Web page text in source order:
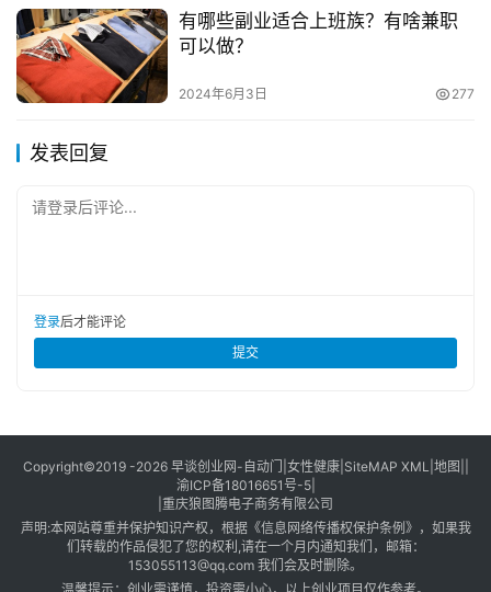
本文来自投稿，不代表早谈创业网立场，作者：小敏，如若转
载，请注明出处：
https://www.zaotuan.com.cn/129770.html
版权声明：本文内容由互联网用户自发贡献，该文观点仅代表
承担相关法律责任。如发现本站有涉嫌抄袭侵权/违法违规的内
本站将立刻删除。
有哪些副业适合上班族？有啥兼职
可以做？
2024年6月3日 277
发表回复
请登录后评论...
登录后才能评论
提交
Copyright©2019 -2026 早谈创业网 - 自动门 女性健康| SiteMAP XML 地图
渝ICP备18016651号-5|
重庆狼图腾电子商务有限公司
声明:本网站尊重并保护知识产权，根据《信息网络传播权保护条例》，如果我
们转载的作品侵犯了您的权利,请在一个月内通知我们，邮箱：
153055113@qq.com 我们会及时删除。